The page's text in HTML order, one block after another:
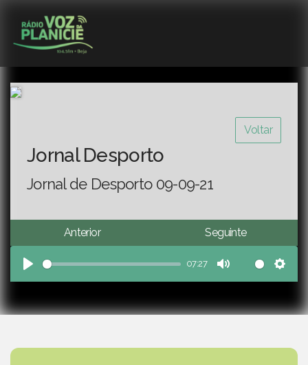
Voltar
Jornal Desporto
Jornal de Desporto 09-09-21
Anterior Seguinte
Play
07:27
Mute